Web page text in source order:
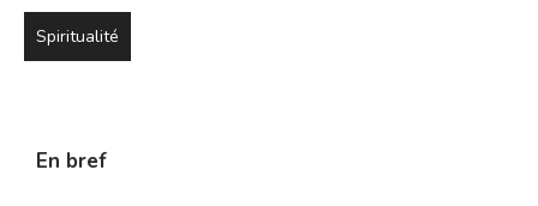
Spiritualité
En bref